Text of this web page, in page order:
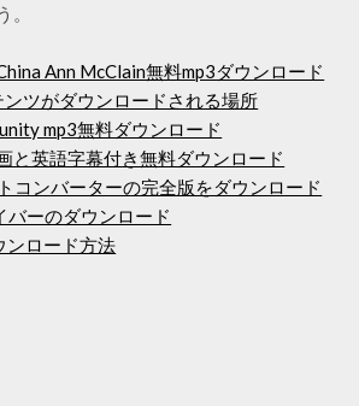
。
Ann McClain無料mp3ダウンロード
ツがダウンロードされる場所
mp3無料ダウンロード
と英語字幕付き無料ダウンロード
コンバーターの完全版をダウンロード
ーのダウンロード
ロード方法